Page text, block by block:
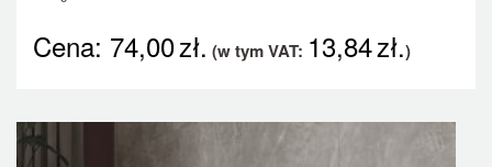
Cena: 74,00zł. (w tym VAT: 13,84zł.)